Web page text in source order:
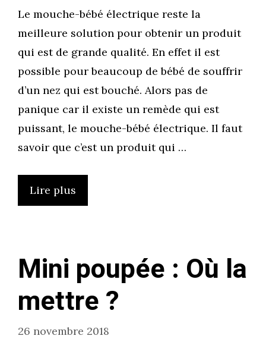
Le mouche-bébé électrique reste la
meilleure solution pour obtenir un produit
qui est de grande qualité. En effet il est
possible pour beaucoup de bébé de souffrir
d’un nez qui est bouché. Alors pas de
panique car il existe un remède qui est
puissant, le mouche-bébé électrique. Il faut
savoir que c’est un produit qui …
Lire plus
Mini poupée : Où la
mettre ?
26 novembre 2018